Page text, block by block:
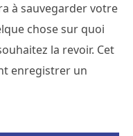
à sauvegarder votre
chose sur quoi
la revoir. Cet
enregistrer un